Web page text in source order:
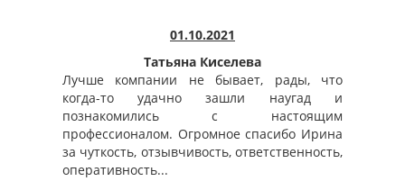
01.10.2021
Татьяна Киселева
Лучше компании не бывает, рады, что
когда-то удачно зашли наугад и
познакомились с настоящим
профессионалом. Огромное спасибо Ирина
за чуткость, отзывчивость, ответственность,
оперативность...